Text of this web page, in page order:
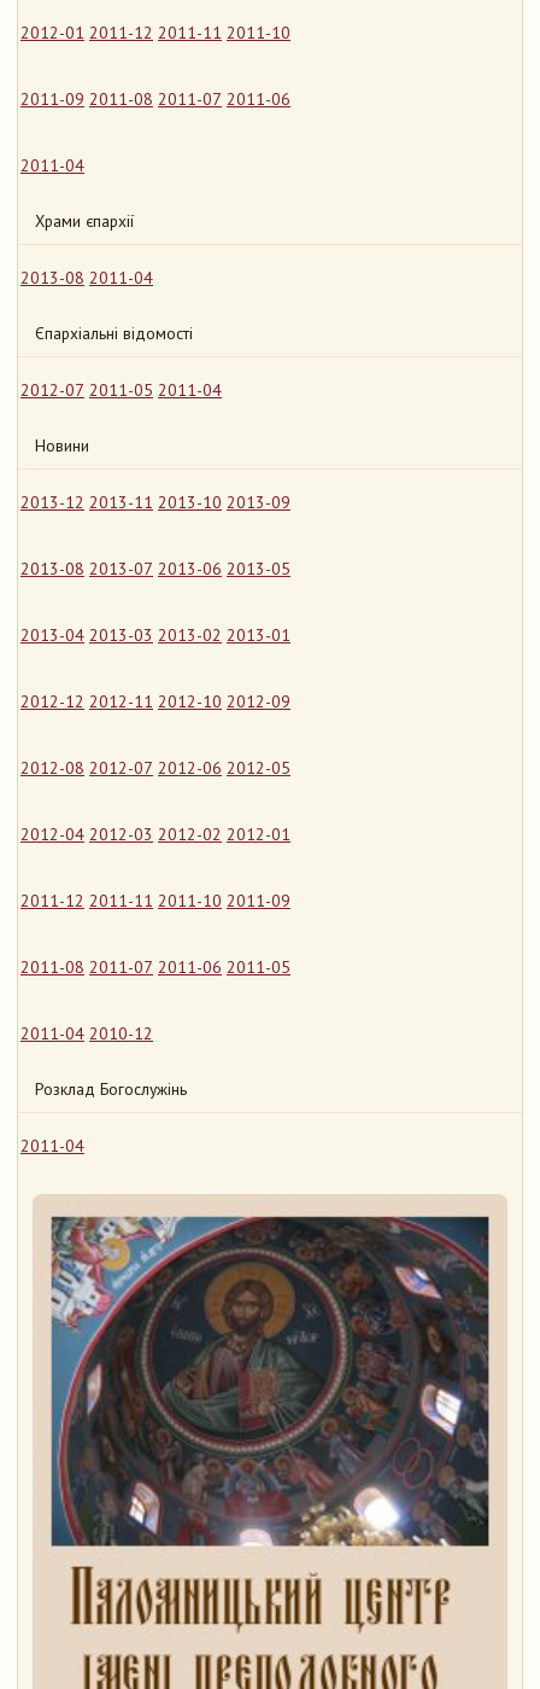
2012-01 2011-12 2011-11 2011-10
2011-09 2011-08 2011-07 2011-06
2011-04
Храми єпархії
2013-08 2011-04
Єпархіальні відомості
2012-07 2011-05 2011-04
Новини
2013-12 2013-11 2013-10 2013-09
2013-08 2013-07 2013-06 2013-05
2013-04 2013-03 2013-02 2013-01
2012-12 2012-11 2012-10 2012-09
2012-08 2012-07 2012-06 2012-05
2012-04 2012-03 2012-02 2012-01
2011-12 2011-11 2011-10 2011-09
2011-08 2011-07 2011-06 2011-05
2011-04 2010-12
Розклад Богослужінь
2011-04